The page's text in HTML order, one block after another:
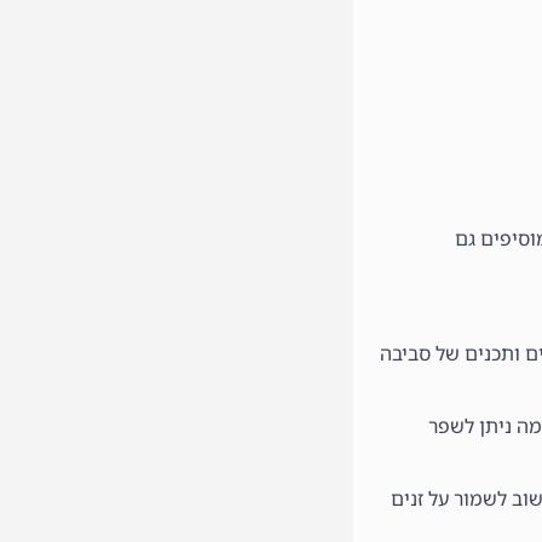
גם
ותכנים של סביבה
ניתן לשפר
לשמור על זנים